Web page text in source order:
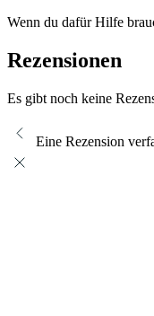
Wenn du dafür Hilfe
Rezensionen
Es gibt noch keine
Eine Rezension